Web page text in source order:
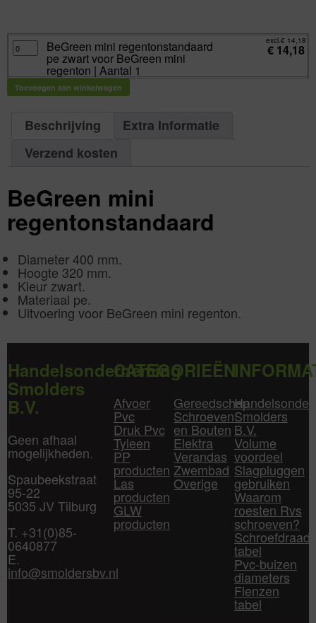
BeGreen
mini
regentonstandaard
voor
BeGreen
mini
Aantal
BeGreen mini regentonstandaard
pe zwart voor BeGreen mini
regenton | Aantal 1
excl.€ 14,18
€ 14,18
Toevoegen aan winkelwagen
Beschrijving
Extra Informatie
Verzend kosten
BeGreen mini
regentonstandaard
Diameter 400 mm.
Hoogte 320 mm.
Kleur zwart.
Materiaal pe.
Uitvoering voor BeGreen mini regenton.
Handelsonderneming
Smolders
B.V.
Geen afhaal
mogelijkheden.
Spaubeekstraat
95-22
5035 JV Tilburg
T. +31(0)85-
0640877
E.
info@smoldersbv.nl
CATEGORIEËN
Afvoer
Pvc
Druk Pvc
Tyleen
PP
producten
Las
producten
GLW
producten
Gereedschap
Schroeven
en Bouten
Elektra
Verandas
Zwembad
Overige
Smolders
B.V.
Volume
voordeel
Slagpluggen
gebruiken
Waarom
roesten Rvs
schroeven?
Schroefdraad
tabel
Pvc-buizen
diameters
Flenzen
tabel